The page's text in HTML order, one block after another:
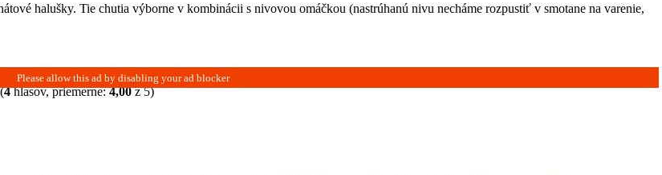
halušky. Tie chutia výborne v kombinácii s nivovou omáčkou (nastrúhanú nivu necháme rozpustiť v smotane na varenie,
4hlasov, priemerne:4,00z 5)